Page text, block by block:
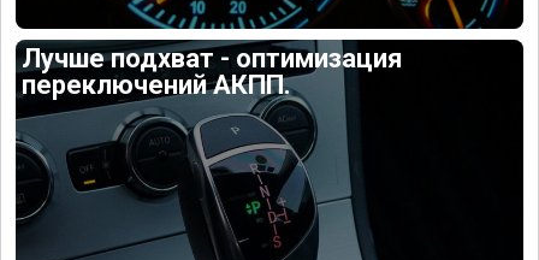
Лучше подхват - оптимизация
переключений АКПП.